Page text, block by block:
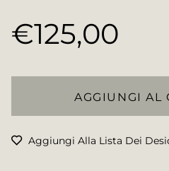
Prezzo
€125,00
AGGIUNGI AL
Aggiungi Alla Lista Dei